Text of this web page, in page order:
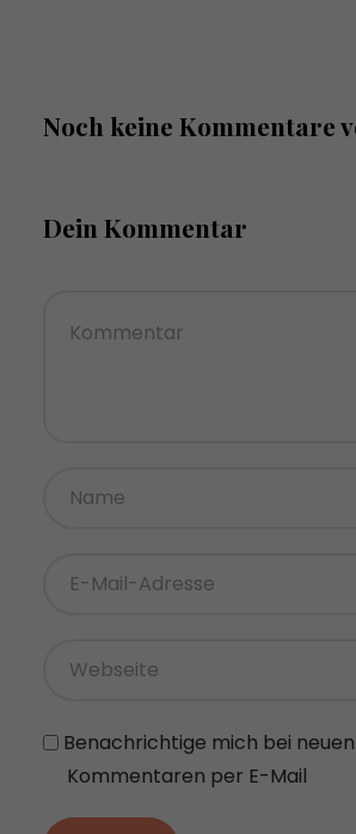
Noch keine Kommentare
Dein Kommentar
Benachrichtige mich bei neuen
Kommentaren per E-Mail